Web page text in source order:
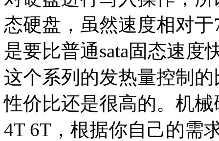
态硬盘，虽然速度相对
是要比普通sata固态速度
这个系列的发热量控制
性价比还是很高的。机
4T 6T，根据你自己的需